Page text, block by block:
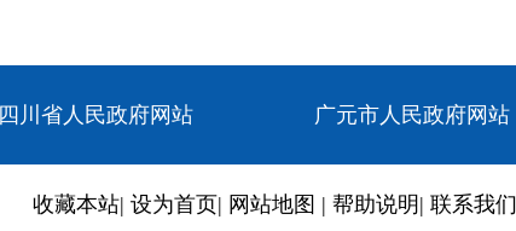
四川省人民政府网站 广元市人民政府网站
收藏本站| 设为首页| 网站地图 | 帮助说明 | 联系我们